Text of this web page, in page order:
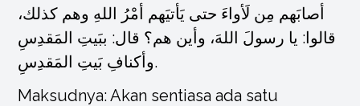
أصابَهم مِن لَأواءَ حتى يَأتيَهم أمْرُ اللهِ وهم كذلك،
قالوا: يا رسولَ اللهَ، وأين هم؟ قال: ببَيتِ المَقدِسِ
وأكنافِ بَيتِ المَقدِسِ.
Maksudnya: Akan sentiasa ada satu